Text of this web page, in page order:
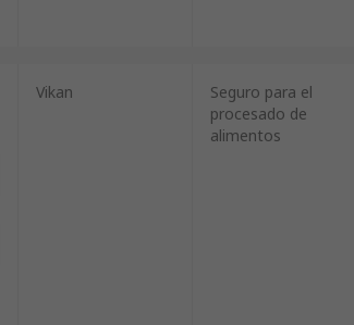
Vikan
Seguro para el
procesado de
alimentos